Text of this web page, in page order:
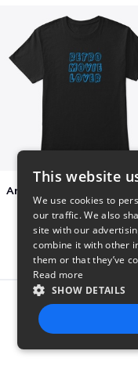
$25
This website
We use cookies to
our traffic. We also
site with our
combine it with other
them or that they’ve
Read more
SHOW DETAILS
STRICTLY